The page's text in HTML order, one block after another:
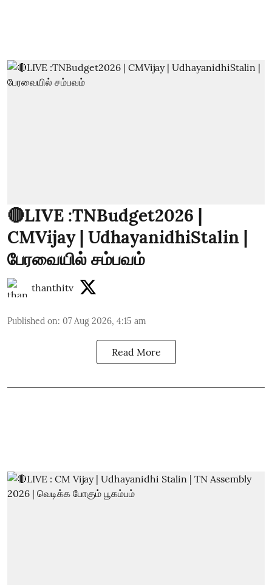
🔴LIVE :TNBudget2026 |
CMVijay | UdhayanidhiStalin |
பேரவையில் சம்பவம்
thanthitv
Published on: 07 Aug 2026, 4:15 am
Read More